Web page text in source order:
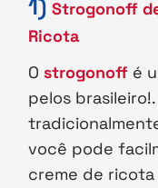
1)Strogonoff
Ricota
O strogonoff é
pelos
você pode
creme de ricota